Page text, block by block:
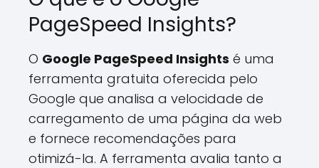
PageSpeed Insights?
O Google PageSpeed Insights é uma
ferramenta gratuita oferecida pelo
Google que analisa a velocidade de
carregamento de uma página da web
e fornece recomendações para
otimizá-la. A ferramenta avalia tanto a